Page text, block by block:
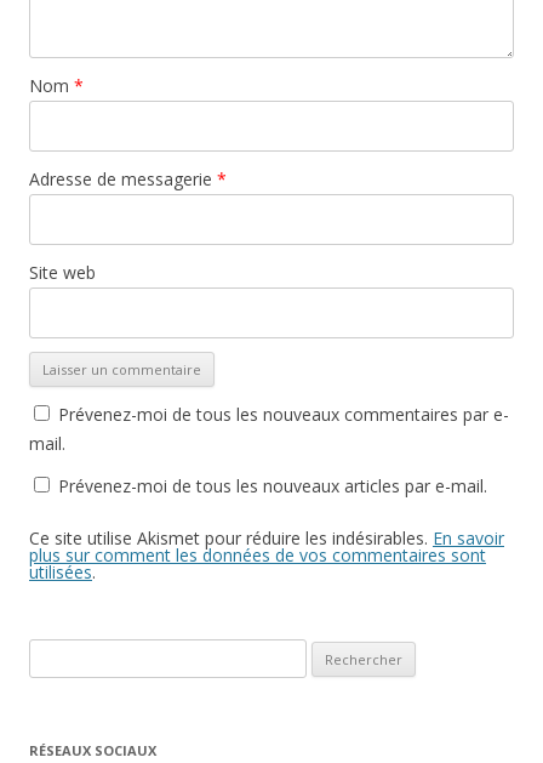
Nom *
Adresse de messagerie *
Site web
Prévenez-moi de tous les nouveaux commentaires par e-
mail.
Prévenez-moi de tous les nouveaux articles par e-mail.
Ce site utilise Akismet pour réduire les indésirables. En savoir
plus sur comment les données de vos commentaires sont
utilisées.
RÉSEAUX SOCIAUX